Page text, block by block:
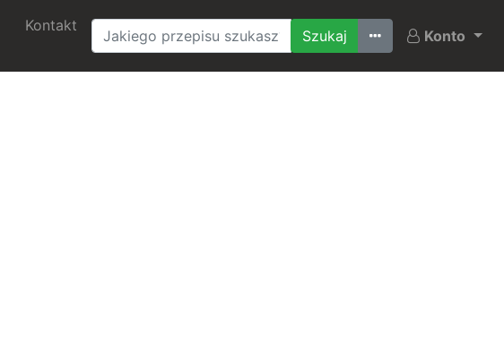
Kontakt
Ostatnio szukane
Konto